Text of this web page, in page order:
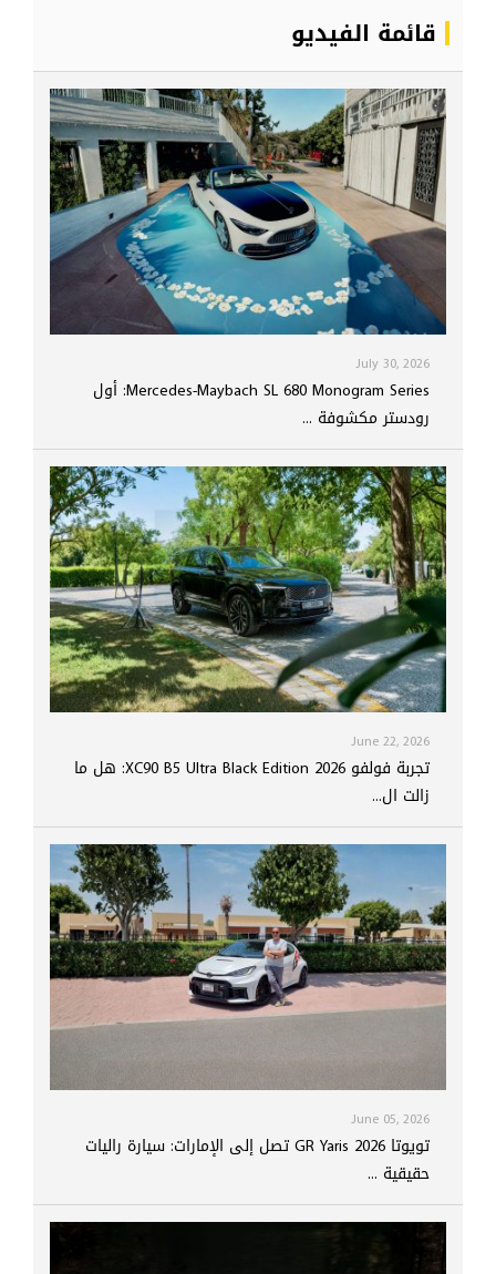
قائمة الفيديو
July 30, 2026
Mercedes-Maybach SL 680 Monogram Series: أول
رودستر مكشوفة ...
June 22, 2026
تجربة فولفو XC90 B5 Ultra Black Edition 2026: هل ما
زالت ال...
June 05, 2026
تويوتا GR Yaris 2026 تصل إلى الإمارات: سيارة راليات
حقيقية ...